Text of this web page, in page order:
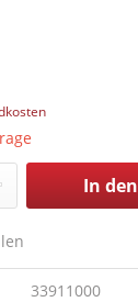
In den
33911000